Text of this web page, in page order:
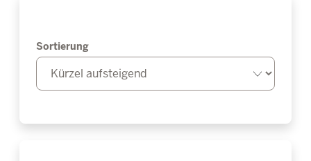
Sortierung